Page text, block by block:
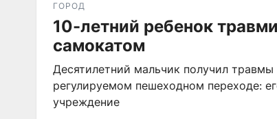
ГОРОД
10-летний ребенок
самокатом
Десятилетний мальчик получил
регулируемом пешеходном переходе:
учреждение